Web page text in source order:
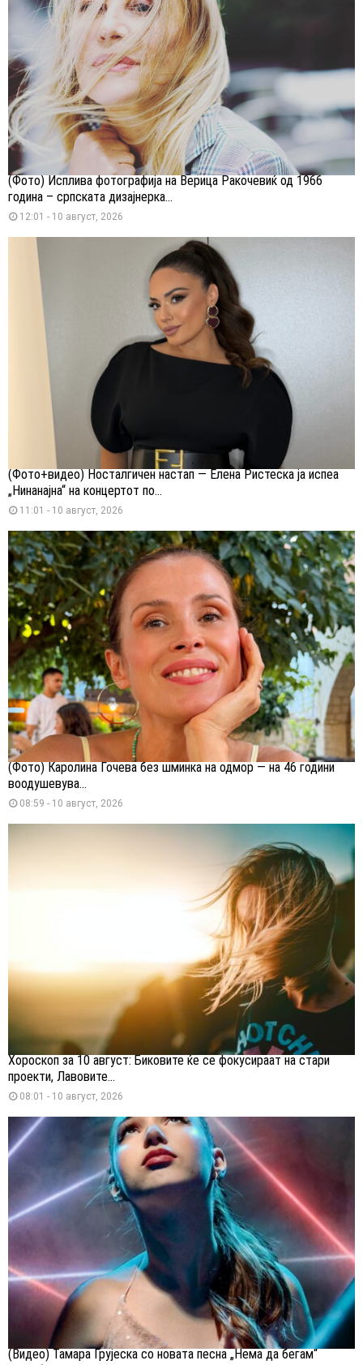
(Фото) Исплива фотографија на Верица Ракочевиќ од 1966
година – српската дизајнерка...
12:01 - 10 август, 2026
(Фото+видео) Носталгичен настап — Елена Ристеска ја испеа
„Нинанајна“ на концертот по...
11:01 - 10 август, 2026
(Фото) Каролина Гочева без шминка на одмор — на 46 години
воодушевува...
08:59 - 10 август, 2026
Хороскоп за 10 август: Биковите ќе се фокусираат на стари
проекти, Лавовите...
08:01 - 10 август, 2026
(Видео) Тамара Грујеска со новата песна „Нема да бегам“